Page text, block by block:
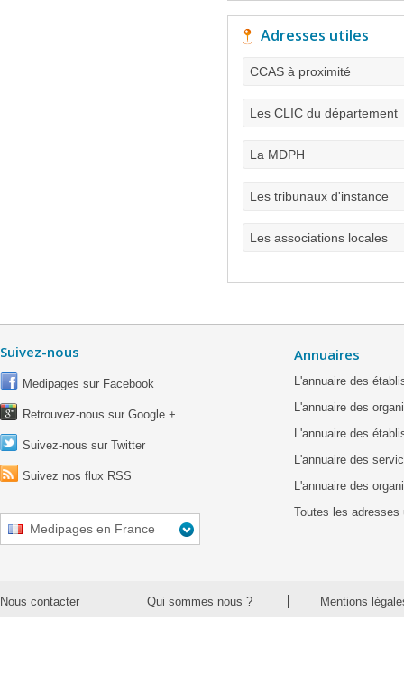
Adresses utiles
CCAS à proximité
Les CLIC du département
La MDPH
Les tribunaux d'instance
Les associations locales
Suivez-nous
Medipages sur Facebook
Retrouvez-nous sur Google +
Suivez-nous sur Twitter
Suivez nos flux RSS
Medipages en France
Annuaires
L'annuaire des
L'annuaire des
L'annuaire des
L'annuaire des
L'annuaire des
Toutes les adresses
Nous contacter Qui sommes nous ? Mentions